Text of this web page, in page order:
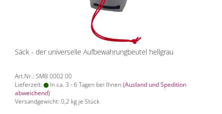
Säck - der universelle Aufbewahrungbeutel hellgrau
Art.Nr.: SMB 0002 00
Lieferzeit:
In ca. 3 - 6 Tagen bei Ihnen (Ausland und Spedition
abweichend)
Versandgewicht: 0,2 kg je Stück